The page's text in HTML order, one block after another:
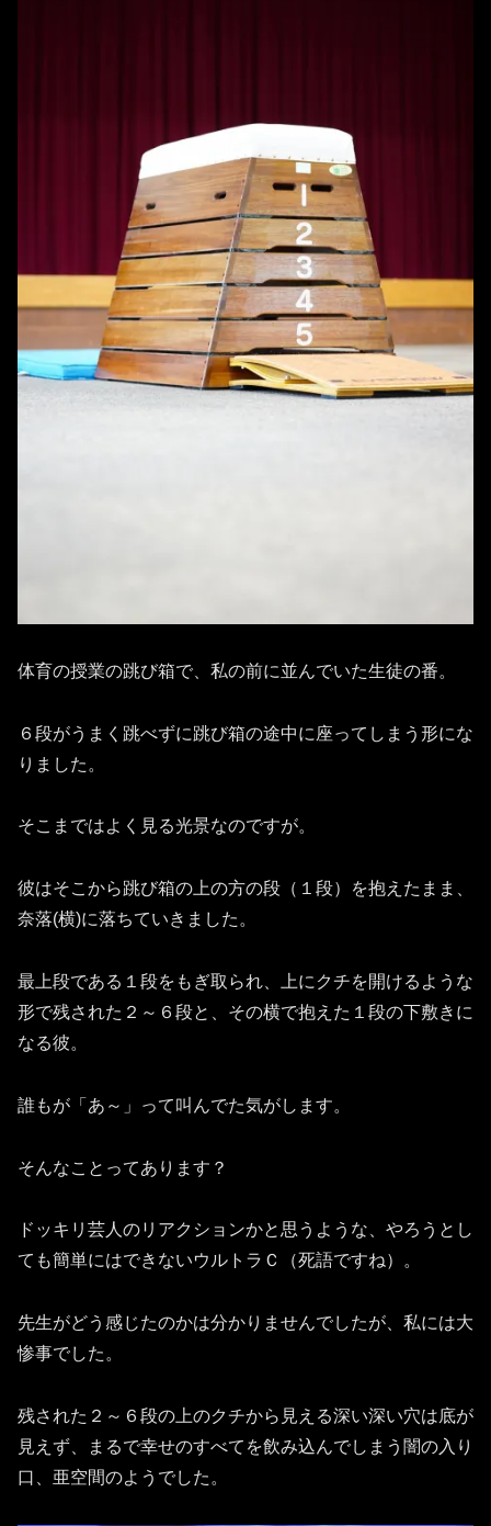
体育の授業の跳び箱で、私の前に並んでいた生徒の番。
６段がうまく跳べずに跳び箱の途中に座ってしまう形にな
りました。
そこまではよく見る光景なのですが。
彼はそこから跳び箱の上の方の段（１段）を抱えたまま、
奈落(横)に落ちていきました。
最上段である１段をもぎ取られ、上にクチを開けるような
形で残された２～６段と、その横で抱えた１段の下敷きに
なる彼。
誰もが「あ～」って叫んでた気がします。
そんなことってあります？
ドッキリ芸人のリアクションかと思うような、やろうとし
ても簡単にはできないウルトラＣ（死語ですね）。
先生がどう感じたのかは分かりませんでしたが、私には大
惨事でした。
残された２～６段の上のクチから見える深い深い穴は底が
見えず、まるで幸せのすべてを飲み込んでしまう闇の入り
口、亜空間のようでした。